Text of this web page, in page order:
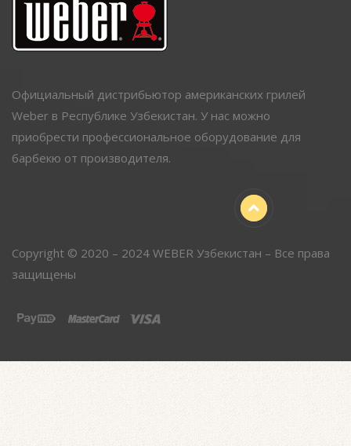
Официальный дистрибьютор американских грилей
Weber в Республике Узбекистан. У нас можно
приобрести профессиональное оборудование для
барбекю от производителя.
Copyright © 2020 – 2024 WEBER Узбекистан – Все права
защищены